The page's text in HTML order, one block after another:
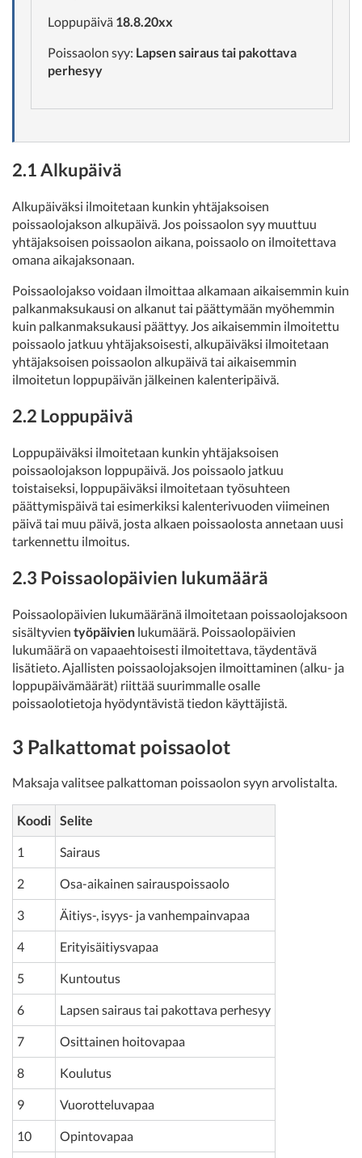
Loppupäivä 18.8.20xx
Poissaolon syy: Lapsen sairaus tai pakottava
perhesyy
2.1 Alkupäivä
Alkupäiväksi ilmoitetaan kunkin yhtäjaksoisen
poissaolojakson alkupäivä. Jos poissaolon syy muuttuu
yhtäjaksoisen poissaolon aikana, poissaolo on ilmoitettava
omana aikajaksonaan.
Poissaolojakso voidaan ilmoittaa alkamaan aikaisemmin kuin
palkanmaksukausi on alkanut tai päättymään myöhemmin
kuin palkanmaksukausi päättyy. Jos aikaisemmin ilmoitettu
poissaolo jatkuu yhtäjaksoisesti, alkupäiväksi ilmoitetaan
yhtäjaksoisen poissaolon alkupäivä tai aikaisemmin
ilmoitetun loppupäivän jälkeinen kalenteripäivä.
2.2 Loppupäivä
Loppupäiväksi ilmoitetaan kunkin yhtäjaksoisen
poissaolojakson loppupäivä. Jos poissaolo jatkuu
toistaiseksi, loppupäiväksi ilmoitetaan työsuhteen
päättymispäivä tai esimerkiksi kalenterivuoden viimeinen
päivä tai muu päivä, josta alkaen poissaolosta annetaan uusi
tarkennettu ilmoitus.
2.3 Poissaolopäivien lukumäärä
Poissaolopäivien lukumääränä ilmoitetaan poissaolojaksoon
sisältyvien työpäivien lukumäärä. Poissaolopäivien
lukumäärä on vapaaehtoisesti ilmoitettava, täydentävä
lisätieto. Ajallisten poissaolojaksojen ilmoittaminen (alku- ja
loppupäivämäärät) riittää suurimmalle osalle
poissaolotietoja hyödyntävistä tiedon käyttäjistä.
3 Palkattomat poissaolot
Maksaja valitsee palkattoman poissaolon syyn arvolistalta.
Koodi Selite
1 Sairaus
2 Osa-aikainen sairauspoissaolo
3 Äitiys-, isyys- ja vanhempainvapaa
4 Erityisäitiysvapaa
5 Kuntoutus
6 Lapsen sairaus tai pakottava perhesyy
7 Osittainen hoitovapaa
8 Koulutus
9 Vuorotteluvapaa
10 Opintovapaa